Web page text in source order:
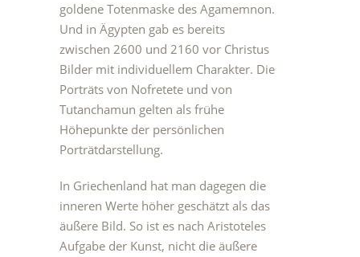
goldene Totenmaske des Agamemnon.
Und in Ägypten gab es bereits
zwischen 2600 und 2160 vor Christus
Bilder mit individuellem Charakter. Die
Porträts von Nofretete und von
Tutanchamun gelten als frühe
Höhepunkte der persönlichen
Porträtdarstellung.
In Griechenland hat man dagegen die
inneren Werte höher geschätzt als das
äußere Bild. So ist es nach Aristoteles
Aufgabe der Kunst, nicht die äußere